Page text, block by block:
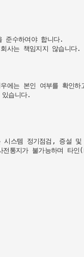
준수하여야 합니다.
사는 책임지지 않습니다.
는 본인 여부를 확인
습니다.
템 정기점검, 증설
지가 불가능하며 타